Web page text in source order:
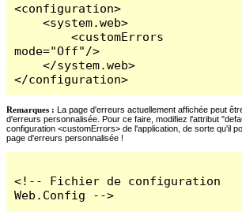
<configuration>
    <system.web>
        <customErrors
mode="Off"/>
    </system.web>
</configuration>
Remarques : La page d'erreurs actuellement affichée peut
d'erreurs personnalisée. Pour ce faire, modifiez l'attribut
configuration <customErrors> de l'application, de sorte qu'il
page d'erreurs personnalisée !
<!-- Fichier de configuration
Web.Config -->